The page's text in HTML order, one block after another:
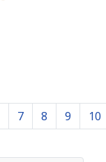
7 8 9 10